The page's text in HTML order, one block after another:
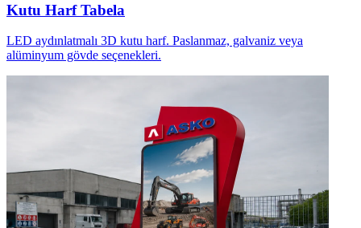
Kutu Harf Tabela
LED aydınlatmalı 3D kutu harf. Paslanmaz, galvaniz veya
alüminyum gövde seçenekleri.